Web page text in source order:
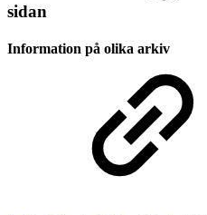
sidan
Information på olika arkiv